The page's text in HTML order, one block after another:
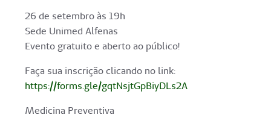
26 de setembro às 19h
Sede Unimed Alfenas
Evento gratuito e aberto ao público!
Faça sua inscrição clicando no link:
https://forms.gle/gqtNsjtGpBiyDLs2A
Medicina Preventiva